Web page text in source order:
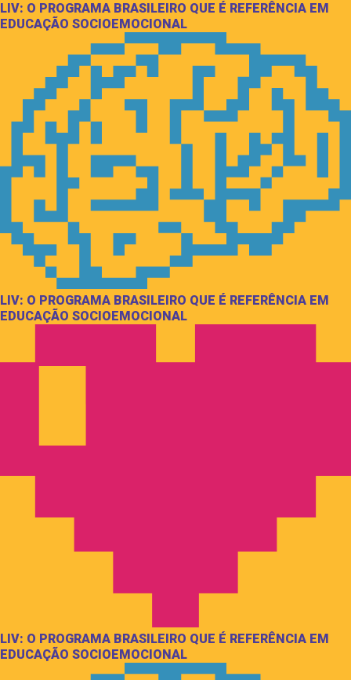
LIV: O PROGRAMA BRASILEIRO QUE É REFERÊNCIA EM
EDUCAÇÃO SOCIOEMOCIONAL
LIV: O PROGRAMA BRASILEIRO QUE É REFERÊNCIA EM
EDUCAÇÃO SOCIOEMOCIONAL
LIV: O PROGRAMA BRASILEIRO QUE É REFERÊNCIA EM
EDUCAÇÃO SOCIOEMOCIONAL